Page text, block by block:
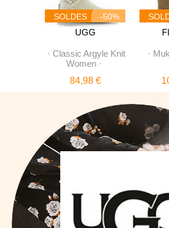
SOLDES -50%
UGG
· Classic Argyle Knit
Women ·
84,98 €
·